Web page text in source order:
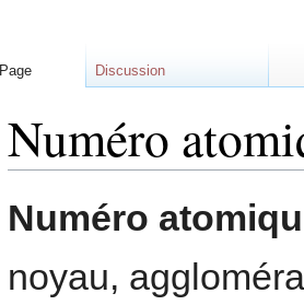
Numéro
Numéro
noyau,
Page Discussion